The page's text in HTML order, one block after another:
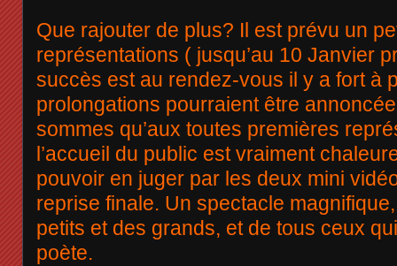
Que rajouter de plus? Il est prévu un
représentations ( jusqu’au 10 Janvier
succès est au rendez-vous il y a fort à
prolongations pourraient être
sommes qu’aux toutes premières
l’accueil du public est vraiment
pouvoir en juger par les deux mini
reprise finale. Un spectacle
petits et des grands, et de tous ceux
poète.